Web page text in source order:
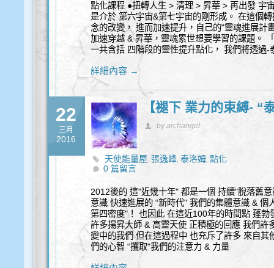
點化課程 ●扭轉人生 > 清理 > 昇華 > 再出發 宇
是介於 第六宇宙&第七宇宙的剛形成。 在這個
念的改變， 進而加速提升，自己的"靈魂進展計
加速穿越 & 昇華，靈魂累世想要學習的課題。
一共含括 四階段的靈性提升點化， 我們將透過-
詳細內容 →
22
三月
2016
【褪下 業力的束縛- “
by archangel
天使能量屋, 張逸峰,泰洛姆,點化
0 篇留言
2012後的 這"近幾十年" 都是一個 持續"脫落舊
意識 快速進展的 “新時代" 我們的集體意識 &
第四密度"！ 也因此 在這近100年的時間點 蓬
許多揚昇大師 & 高靈天使 正積極的回應 我們
變中的我們 但在這過程中 也充斥了許多 來自其
們的心智 “攫取"我們的注意力 & 力量